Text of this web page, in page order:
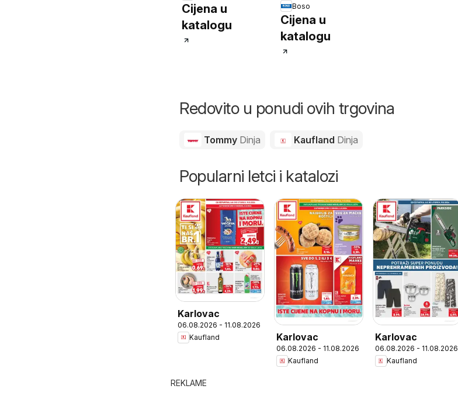
Cijena u
katalogu
Boso
Cijena u
katalogu
Redovito u ponudi ovih trgovina
Tommy Dinja Kaufland Dinja
Popularni letci i katalozi
Karlovac
06.08.2026 - 11.08.2026
Kaufland
Karlovac
06.08.2026 - 11.08.2026
Kaufland
Karlovac
06.08.2026 - 11.08.2026
Kaufland
REKLAME